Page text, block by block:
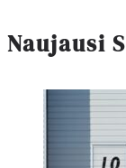
Naujausi